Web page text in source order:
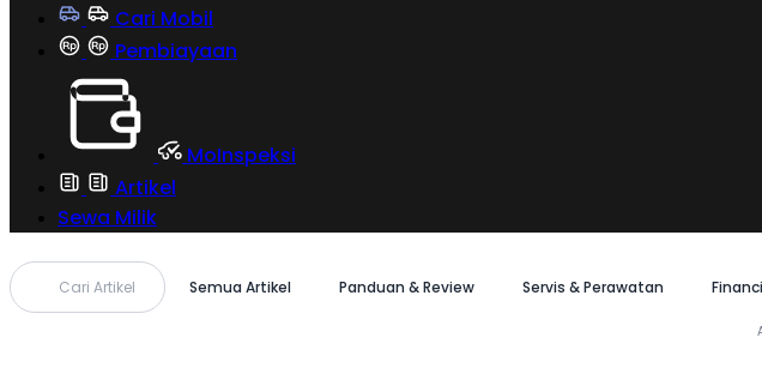
Cari Mobil
Pembiayaan
MoInspeksi
Artikel
Sewa Milik
Cari Artikel Semua Artikel Panduan & Review Servis & Perawatan